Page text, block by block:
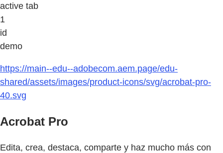
active tab
1
id
demo
https://main--edu--adobecom.aem.page/edu-
shared/assets/images/product-icons/svg/acrobat-pro-
40.svg
Acrobat Pro
Edita, crea, destaca, comparte y haz mucho más con